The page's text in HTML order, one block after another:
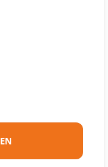
huismerk aantal